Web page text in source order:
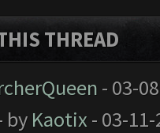
THREAD
- 03-
by Kaotix- 03-